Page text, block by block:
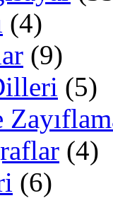
(4)
(9)
(5)
(4)
(6)